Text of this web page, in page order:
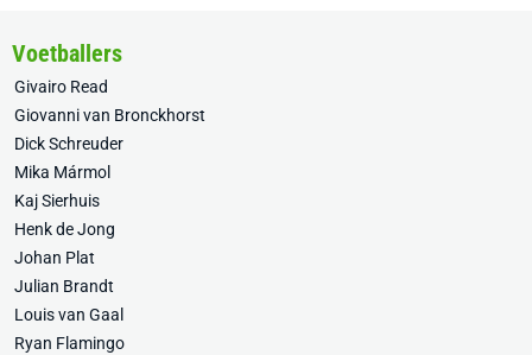
Voetballers
Givairo Read
Giovanni van Bronckhorst
Dick Schreuder
Mika Mármol
Kaj Sierhuis
Henk de Jong
Johan Plat
Julian Brandt
Louis van Gaal
Ryan Flamingo